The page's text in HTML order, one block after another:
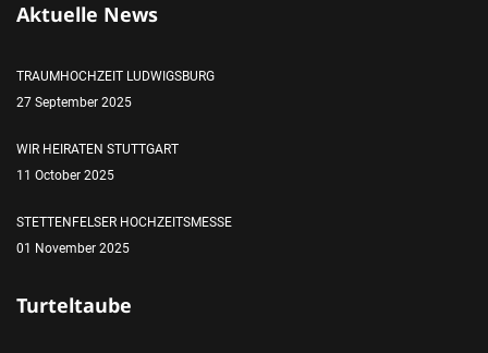
Aktuelle News
TRAUMHOCHZEIT LUDWIGSBURG
27 September 2025
WIR HEIRATEN STUTTGART
11 October 2025
STETTENFELSER HOCHZEITSMESSE
01 November 2025
Turteltaube